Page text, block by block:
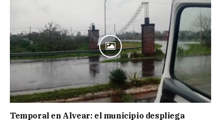
Temporal en Alvear: el municipio despliega